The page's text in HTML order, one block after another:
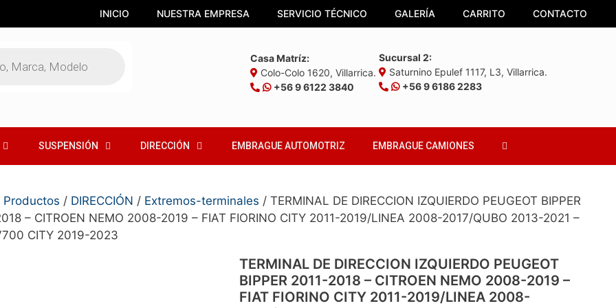
INICIO NUESTRA EMPRESA SERVICIO TÉCNICO GALERÍA CARRITO CONTACTO
Casa Matríz:
Colo-Colo 1620, Villarrica.
+56 9 6122 3840
Sucursal 2:
Saturnino Epulef 1117, L3, Villarrica.
+56 9 6186 2283
SUSPENSIÓN DIRECCIÓN EMBRAGUE AUTOMOTRIZ EMBRAGUE CAMIONES
Productos / DIRECCIÓN / Extremos-terminales / TERMINAL DE DIRECCION IZQUIERDO PEUGEOT BIPPER
– CITROEN NEMO 2008-2019 – FIAT FIORINO CITY 2011-2019/LINEA 2008-2017/QUBO 2013-2021 –
CITY 2019-2023
TERMINAL DE DIRECCION IZQUIERDO PEUGEOT
BIPPER 2011-2018 – CITROEN NEMO 2008-2019 –
FIAT FIORINO CITY 2011-2019/LINEA 2008-